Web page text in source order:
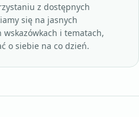
z dostępnych
się na jasnych
i tematach,
o siebie na co dzień.